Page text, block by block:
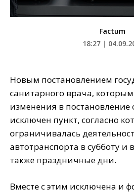
Factum
18:27 |
Новым постановлением
санитарного врача, которым
изменения в постановление
исключен пункт, согласно
ограничивалась
автотранспорта в субботу и
также праздничные дни.
Вместе с этим исключена и